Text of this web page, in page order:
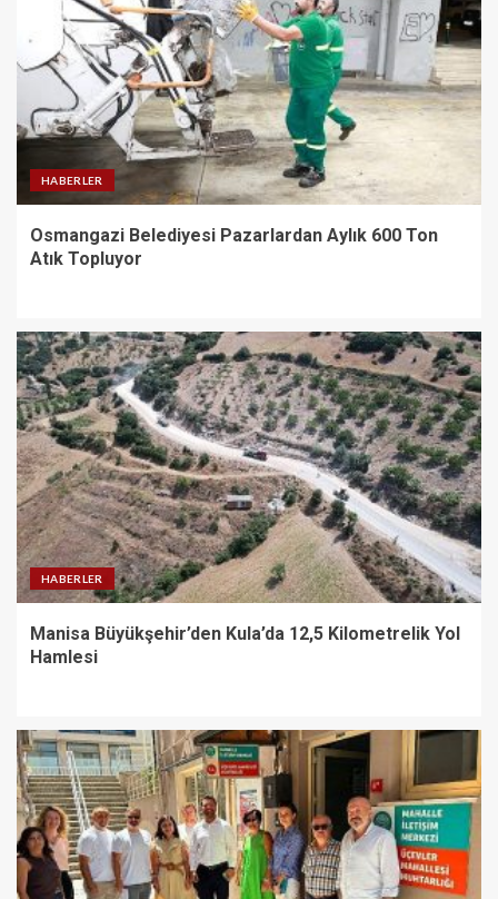
HABERLER
Osmangazi Belediyesi Pazarlardan Aylık 600 Ton
Atık Topluyor
HABERLER
Manisa Büyükşehir’den Kula’da 12,5 Kilometrelik Yol
Hamlesi